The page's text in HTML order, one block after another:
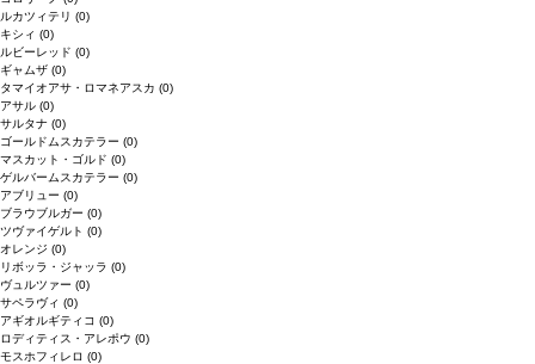
ルカツィテリ (0)
キシィ (0)
ルビーレッド (0)
ギャムザ (0)
タマイオアサ・ロマネアスカ (0)
アサル (0)
サルタナ (0)
ゴールドムスカテラー (0)
マスカット・ゴルド (0)
ゲルバームスカテラー (0)
アブリュー (0)
ブラウブルガー (0)
ツヴァイゲルト (0)
オレンジ (0)
リボッラ・ジャッラ (0)
ヴュルツァー (0)
サペラヴィ (0)
アギオルギティコ (0)
ロディティス・アレポウ (0)
モスホフィレロ (0)